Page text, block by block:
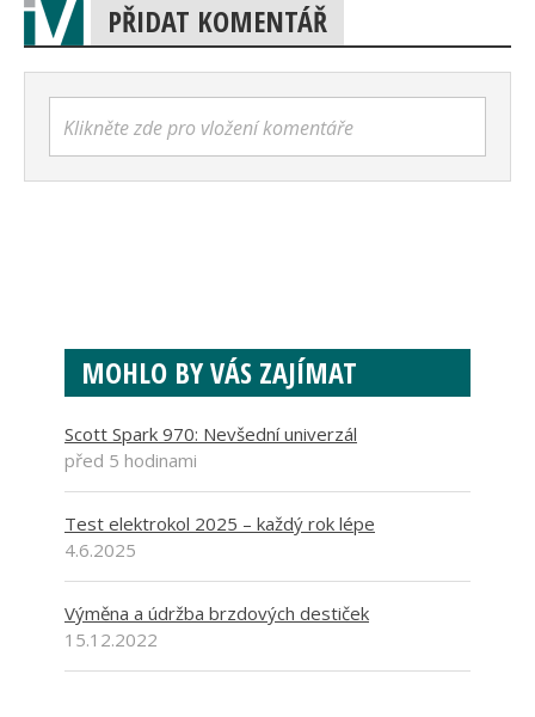
PŘIDAT KOMENTÁŘ
Klikněte zde pro vložení komentáře
MOHLO BY VÁS ZAJÍMAT
Scott Spark 970: Nevšední univerzál
před 5 hodinami
Test elektrokol 2025 – každý rok lépe
4.6.2025
Výměna a údržba brzdových destiček
15.12.2022